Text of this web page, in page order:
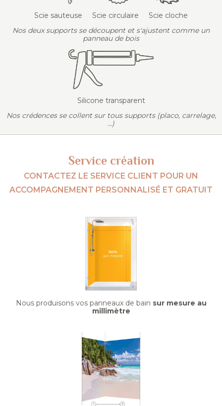
Scie sauteuse Scie circulaire
Scie cloche
Nos deux supports se découpent et s'ajustent comme un
panneau de bois
Silicone transparent
Nos crédences se collent sur tous supports (placo, carrelage,
...)
Service création
CONTACTEZ LE SERVICE CLIENT POUR UN
ACCOMPAGNEMENT PERSONNALISÉ ET GRATUIT
Nous produisons vos panneaux de bain sur mesure au
millimètre